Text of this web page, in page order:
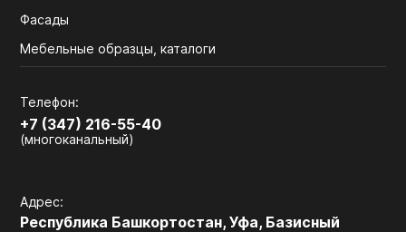
Фасады
Мебельные образцы, каталоги
Телефон:
+7 (347) 216-55-40
(многоканальный)
Адрес:
Республика Башкортостан, Уфа, Базисный